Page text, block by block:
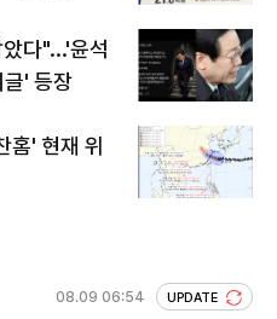
다"...'윤석
' 등장
홈' 현재 위
08.09 06:54 UPDATE